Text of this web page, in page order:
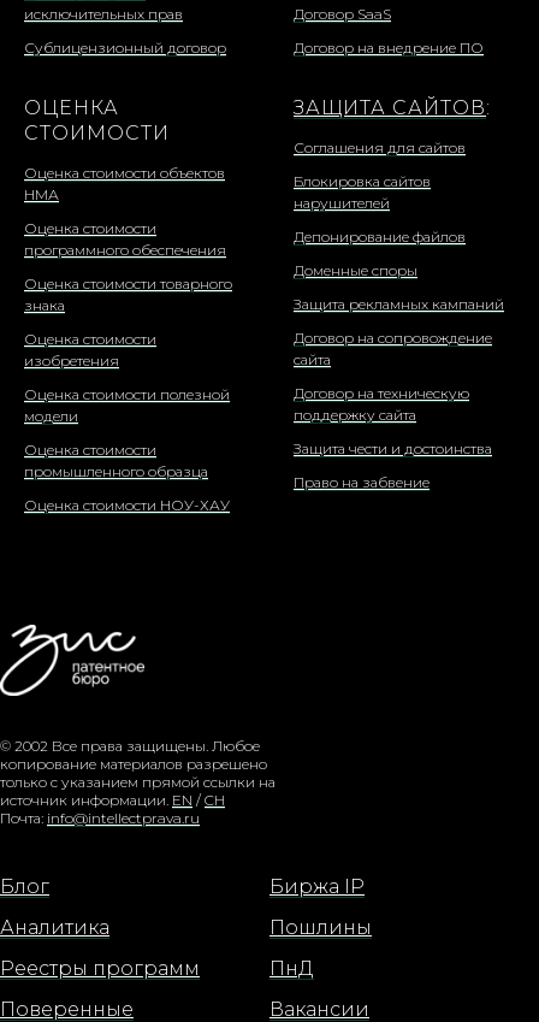
исключительных прав
Сублицензионный договор
Договор SaaS
Договор на внедрение ПО
ОЦЕНКА
СТОИМОСТИ
Оценка стоимости объектов
НМА
Оценка стоимости
программного обеспечения
Оценка стоимости товарного
знака
Оценка стоимости
изобретения
Оценка стоимости полезной
модели
Оценка стоимости
промышленного образца
Оценка стоимости НОУ-ХАУ
ЗАЩИТА САЙТОВ:
Соглашения для сайтов
Блокировка сайтов
нарушителей
Депонирование файлов
Доменные споры
Защита рекламных кампаний
Договор на сопровождение
сайта
Договор на техническую
поддержку сайта
Защита чести и достоинства
Право на забвение
© 2002 Все права защищены. Любое
копирование материалов разрешено
только с указанием прямой ссылки на
источник информации. EN / CH
Почта: info@intellectprava.ru
Блог
Аналитика
Реестры программ
Поверенные
Биржа IP
Пошлины
ПнД
Вакансии